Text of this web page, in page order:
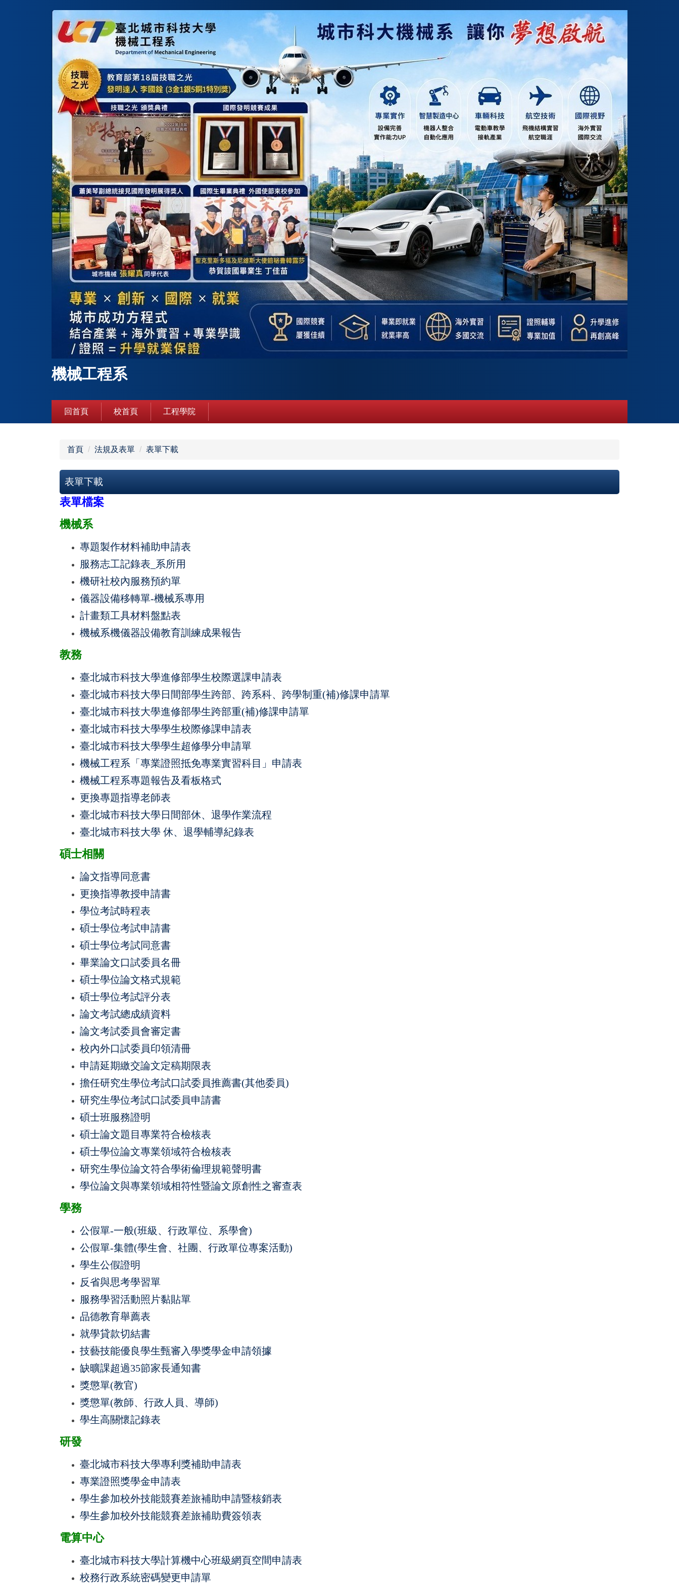
機械工程系
回首頁 校首頁 工程學院
首頁 法規及表單 表單下載
表單下載
表單檔案
機械系
專題製作材料補助申請表
服務志工記錄表_系所用
機研社校內服務預約單
儀器設備移轉單-機械系專用
計畫類工具材料盤點表
機械系機儀器設備教育訓練成果報告
教務
臺北城市科技大學進修部學生校際選課申請表
臺北城市科技大學日間部學生跨部、跨系科、跨學制重(補)修課申請單
臺北城市科技大學進修部學生跨部重(補)修課申請單
臺北城市科技大學學生校際修課申請表
臺北城市科技大學學生超修學分申請單
機械工程系「專業證照抵免專業實習科目」申請表
機械工程系專題報告及看板格式
更換專題指導老師表
臺北城市科技大學日間部休、退學作業流程
臺北城市科技大學 休、退學輔導紀錄表
碩士相關
論文指導同意書
更換指導教授申請書
學位考試時程表
碩士學位考試申請書
碩士學位考試同意書
畢業論文口試委員名冊
碩士學位論文格式規範
碩士學位考試評分表
論文考試總成績資料
論文考試委員會審定書
校內外口試委員印領清冊
申請延期繳交論文定稿期限表
擔任研究生學位考試口試委員推薦書(其他委員)
研究生學位考試口試委員申請書
碩士班服務證明
碩士論文題目專業符合檢核表
碩士學位論文專業領域符合檢核表
研究生學位論文符合學術倫理規範聲明書
學位論文與專業領域相符性暨論文原創性之審查表
學務
公假單-一般(班級、行政單位、系學會)
公假單-集體(學生會、社團、行政單位專案活動)
學生公假證明
反省與思考學習單
服務學習活動照片黏貼單
品德教育舉薦表
就學貸款切結書
技藝技能優良學生甄審入學獎學金申請領據
缺曠課超過35節家長通知書
獎懲單(教官)
獎懲單(教師、行政人員、導師)
學生高關懷記錄表
研發
臺北城市科技大學專利獎補助申請表
專業證照獎學金申請表
學生參加校外技能競賽差旅補助申請暨核銷表
學生參加校外技能競賽差旅補助費簽領表
電算中心
臺北城市科技大學計算機中心班級網頁空間申請表
校務行政系統密碼變更申請單